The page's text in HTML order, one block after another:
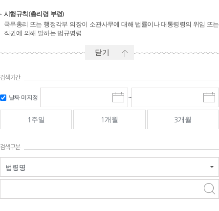
시행규칙(총리령 부령)
국무총리 또는 행정각부 의장이 소관사무에 대해 법률이나 대통령령의 위임 또는
직권에 의해 발하는 법규명령
닫기
검색기간
날짜 미지정
시
작
일
선
~
마
감
선
1주일 1개월 3개월
검색구분
법령명